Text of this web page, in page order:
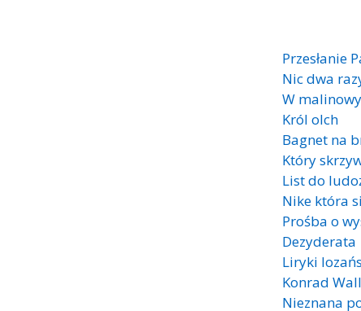
Przesłanie
Nic dwa
W
Król olch
Bagnet na
Który
List do
Nike która
Prośba o
Dezyderata
Liryki
Konrad
Nieznana